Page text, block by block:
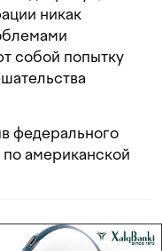
никак
собой попытку
федерального
американской